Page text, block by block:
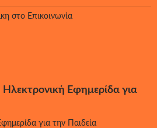
στο Επικοινωνία
Εφημερίδα για
για την Παιδεία